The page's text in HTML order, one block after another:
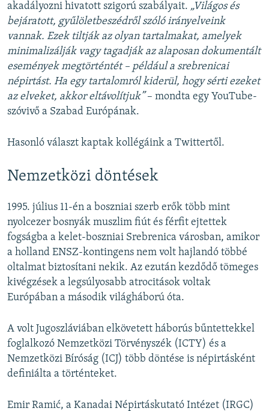
akadályozni hivatott szigorú szabályait. „Világos és
bejáratott, gyűlöletbeszédről szóló irányelveink
vannak. Ezek tiltják az olyan tartalmakat, amelyek
minimalizálják vagy tagadják az alaposan dokumentált
események megtörténtét – például a srebrenicai
népirtást. Ha egy tartalomról kiderül, hogy sérti ezeket
az elveket, akkor eltávolítjuk”– mondta egy YouTube-
szóvivő a Szabad Európának.
Hasonló választ kaptak kollégáink a Twittertől.
Nemzetközi döntések
1995. július 11-én a boszniai szerb erők több mint
nyolcezer bosnyák muszlim fiút és férfit ejtettek
fogságba a kelet-boszniai Srebrenica városban, amikor
a holland ENSZ-kontingens nem volt hajlandó többé
oltalmat biztosítani nekik. Az ezután kezdődő tömeges
kivégzések a legsúlyosabb atrocitások voltak
Európában a második világháború óta.
A volt Jugoszláviában elkövetett háborús bűntettekkel
foglalkozó Nemzetközi Törvényszék (ICTY) és a
Nemzetközi Bíróság (ICJ) több döntése is népirtásként
definiálta a történteket.
Emir Ramić, a Kanadai Népirtáskutató Intézet (IRGC)